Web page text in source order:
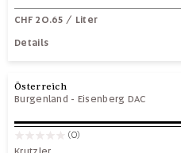
CHF 20.65 / Liter
Details
Österreich
Burgenland - Eisenberg DAC
(0)